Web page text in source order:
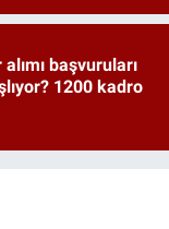
başvuruları
1200 kadro